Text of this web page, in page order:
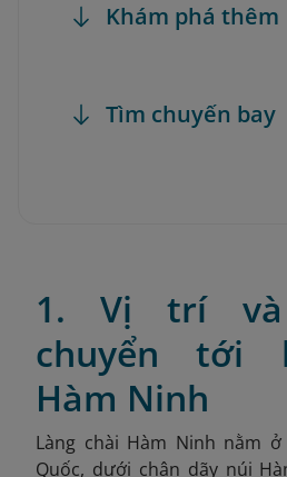
Khám phá thêm
Tìm chuyến bay
1. Vị trí
chuyển tới
Hàm Ninh
Làng chài Hàm Ninh nằm
Quốc, dưới chân dãy núi